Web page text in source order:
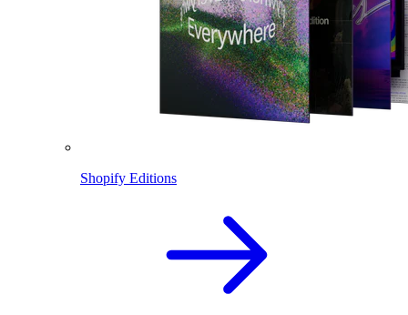
Shopify Editions